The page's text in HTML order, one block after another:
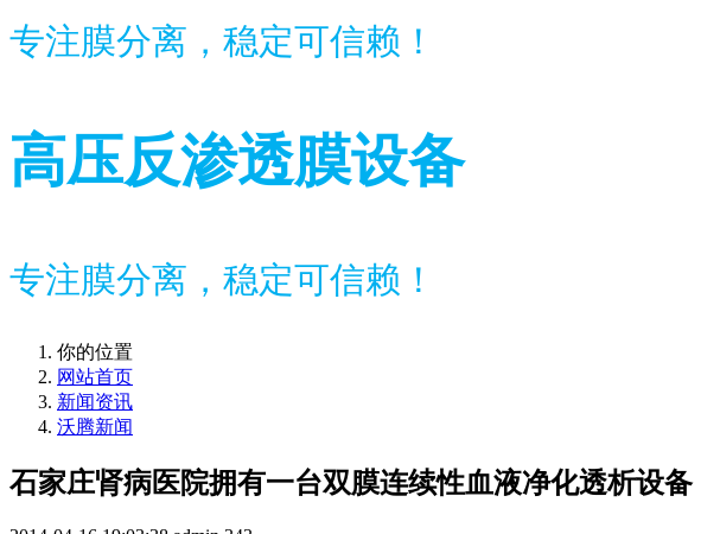
专注膜分离，稳定可信赖！
高压反渗透膜设备
专注膜分离，稳定可信赖！
你的位置
网站首页
新闻资讯
沃腾新闻
石家庄肾病医院拥有一台双膜连续性血液净化透析设备